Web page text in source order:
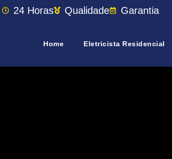
24 Horas Qualidade Garantia
Home Eletricista Residencial